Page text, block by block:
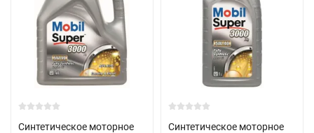
Синтетическое моторное
Синтетическое моторное